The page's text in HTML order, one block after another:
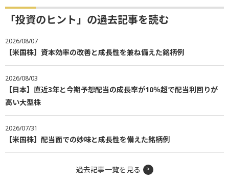
「投資のヒント」の過去記事を読む
2026/08/07
【米国株】資本効率の改善と成長性を兼ね備えた銘柄例
2026/08/03
【日本】直近3年と今期予想配当の成長率が10％超で配当利回りが
高い大型株
2026/07/31
【米国株】配当面での妙味と成長性を備えた銘柄例
過去記事一覧を見る